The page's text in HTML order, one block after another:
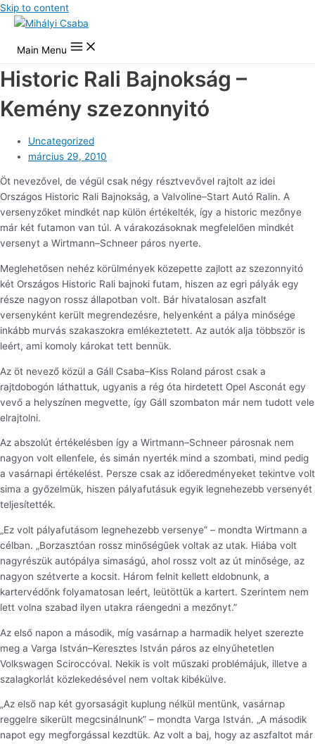
Skip to content
Main Menu
Historic Rali Bajnokság –
Kemény szezonnyitó
Uncategorized
március 29, 2010
Öt nevezővel, de végül csak négy résztvevővel rajtolt az idei
Országos Historic Rali Bajnokság, a Valvoline–Start Autó Ralin. A
versenyzőket mindkét nap külön értékelték, így a historic mezőnye
már két futamon van túl. A várakozásoknak megfelelően mindkét
versenyt a Wirtmann–Schneer páros nyerte.
Meglehetősen nehéz körülmények közepette zajlott az szezonnyitó
két Országos Historic Rali bajnoki futam, hiszen az egri pályák egy
része nagyon rossz állapotban volt. Bár hivatalosan aszfalt
versenyként került megrendezésre, helyenként a pálya minősége
inkább murvás szakaszokra emlékeztetett. Az autók alja többször is
leért, ami komoly károkat tett bennük.
Az öt nevező közül a Gáll Csaba–Kiss Roland párost csak a
rajtdobogón láthattuk, ugyanis a rég óta hirdetett Opel Asconát egy
vevő a helyszínen megvette, így Gáll szombaton már nem tudott vele
elrajtolni.
Az abszolút értékelésben így a Wirtmann–Schneer párosnak nem
nagyon volt ellenfele, és simán nyerték mind a szombati, mind pedig
a vasárnapi értékelést. Persze csak az időeredményeket tekintve volt
sima a győzelmük, hiszen pályafutásuk egyik legnehezebb versenyét
teljesítették.
„Ez volt pályafutásom legnehezebb versenye” – mondta Wirtmann a
célban. „Borzasztóan rossz minőségűek voltak az utak. Hiába volt
nagyrészük autópálya simaságú, ahol rossz volt az út minősége, az
nagyon szétverte a kocsit. Három felnit kellett eldobnunk, a
kartervédőnk folyamatosan leért, leütöttük a kartert. Szerintem nem
lett volna szabad ilyen utakra ráengedni a mezőnyt.”
Az első napon a második, míg vasárnap a harmadik helyet szerezte
meg a Varga István–Keresztes István páros az elnyűhetetlen
Volkswagen Sciroccóval. Nekik is volt műszaki problémájuk, illetve a
szalagkorlát közlekedésével nem voltak kibékülve.
„Az első nap két gyorsaságit kuplung nélkül mentünk, vasárnap
reggelre sikerült megcsinálnunk” – mondta Varga István. „A második
napot egy megforgással kezdtük. Az volt a baj, hogy az aszfaltot már